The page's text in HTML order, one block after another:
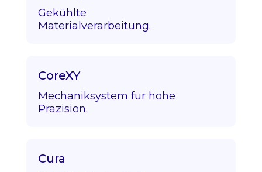
Gekühlte
Materialverarbeitung.
CoreXY
Mechaniksystem für hohe
Präzision.
Cura